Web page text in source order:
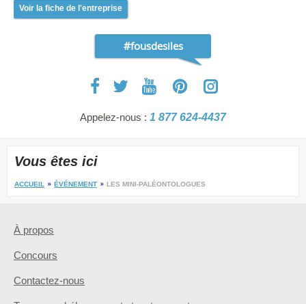
Voir la fiche de l'entreprise
#fousdesiles
Appelez-nous : 1 877 624-4437
Vous êtes ici
ACCUEIL ÉVÉNEMENT LES MINI-PALÉONTOLOGUES
À propos
Concours
Contactez-nous